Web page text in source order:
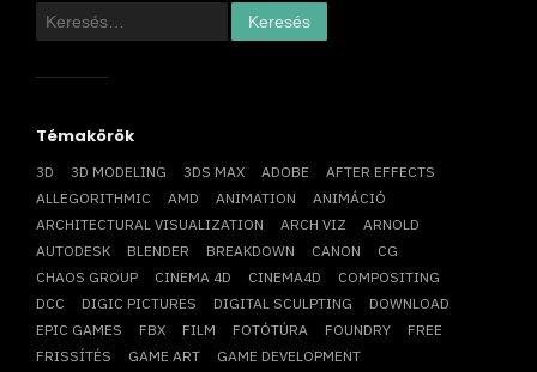
Keresés:
Témakörök
3D 3D MODELING 3DS MAX ADOBE
AFTER EFFECTS
ALLEGORITHMIC
AMD ANIMATION
ANIMÁCIÓ
ARCHITECTURAL VISUALIZATION
ARCH VIZ
ARNOLD
AUTODESK
BLENDER BREAKDOWN CANON
CG
CHAOS GROUP
CINEMA 4D CINEMA4D
COMPOSITING
DCC
DIGIC PICTURES DIGITAL SCULPTING
DOWNLOAD
EPIC GAMES
FBX FILM FOTÓTÚRA FOUNDRY
FREE
FRISSÍTÉS
GAME ART
GAME DEVELOPMENT